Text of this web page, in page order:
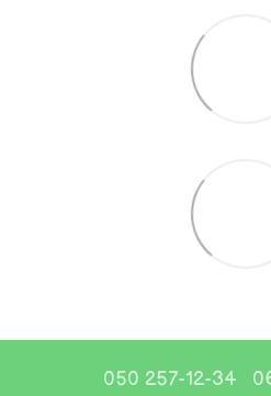
050 257-12-34